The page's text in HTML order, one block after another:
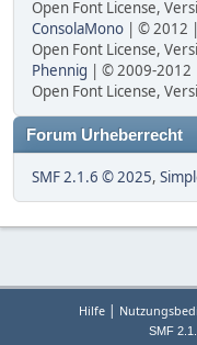
Open Font License,
ConsolaMono | © 2012
Open Font License,
Phennig | © 2009-2012
Open Font License,
Forum Urheberrecht
SMF 2.1.6 © 2025,
Hilfe |
SMF